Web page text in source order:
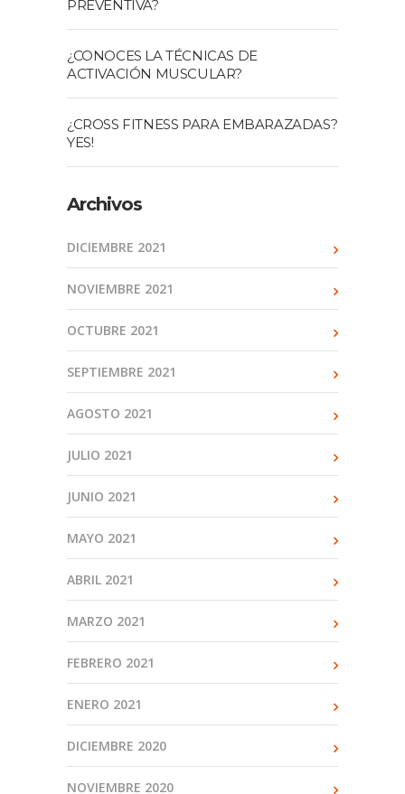
PREVENTIVA?
¿CONOCES LA TÉCNICAS DE
ACTIVACIÓN MUSCULAR?
¿CROSS FITNESS PARA EMBARAZADAS?
YES!
Archivos
DICIEMBRE 2021
NOVIEMBRE 2021
OCTUBRE 2021
SEPTIEMBRE 2021
AGOSTO 2021
JULIO 2021
JUNIO 2021
MAYO 2021
ABRIL 2021
MARZO 2021
FEBRERO 2021
ENERO 2021
DICIEMBRE 2020
NOVIEMBRE 2020